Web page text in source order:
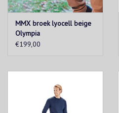
MMX broek lyocell beige
Olympia
€199,00